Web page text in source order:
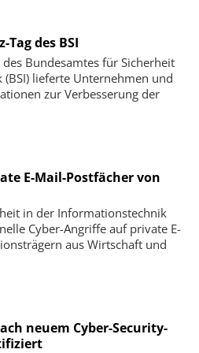
des BSI
Bundesamtes für Sicherheit
lieferte Unternehmen und
zur Verbesserung der
E-Mail-Postfächer von
in der Informationstechnik
Cyber-Angriffe auf private E-
aus Wirtschaft und
neuem Cyber-Security-